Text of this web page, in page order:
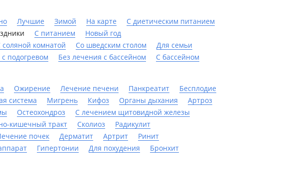
Лучшие Зимой На карте
С диетическим питанием
С питанием
Новый год
соляной комнатой Со шведским столом
Для семьи
подогревом Без лечения с бассейном
C бассейном
Ожирение Лечение печени Панкреатит
Бесплодие
система Мигрень Кифоз Органы дыхания
Артроз
Остеохондроз
С лечением щитовидной железы
кишечный тракт Сколиоз
Радикулит
почек Дерматит Артрит
Ринит
Гипертонии Для похудения
Бронхит